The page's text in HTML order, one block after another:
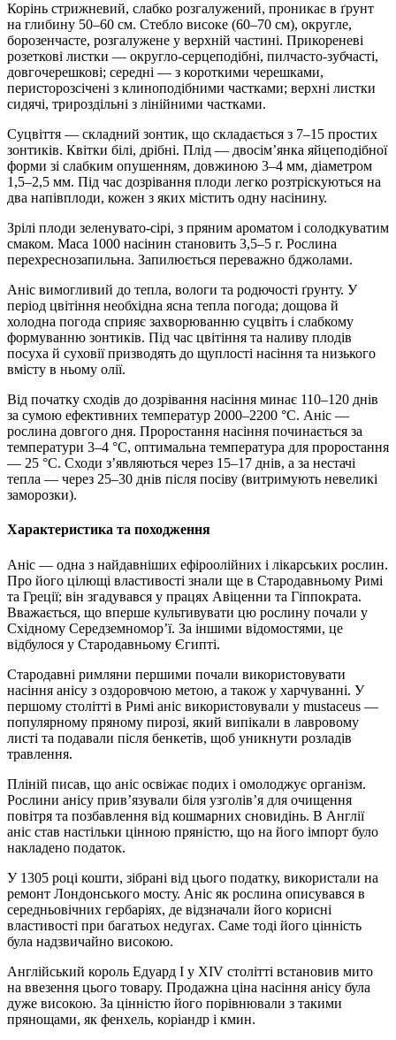
Корінь стрижневий, слабко розгалужений, проникає в ґрунт
на глибину 50–60 см. Стебло високе (60–70 см), округле,
борозенчасте, розгалужене у верхній частині. Прикореневі
розеткові листки — округло-серцеподібні, пилчасто-зубчасті,
довгочерешкові; середні — з короткими черешками,
перисторозсічені з клиноподібними частками; верхні листки
сидячі, трироздільні з лінійними частками.
Суцвіття — складний зонтик, що складається з 7–15 простих
зонтиків. Квітки білі, дрібні. Плід — двосім’янка яйцеподібної
форми зі слабким опушенням, довжиною 3–4 мм, діаметром
1,5–2,5 мм. Під час дозрівання плоди легко розтріскуються на
два напівплоди, кожен з яких містить одну насінину.
Зрілі плоди зеленувато-сірі, з пряним ароматом і солодкуватим
смаком. Маса 1000 насінин становить 3,5–5 г. Рослина
перехреснозапильна. Запилюється переважно бджолами.
Аніс вимогливий до тепла, вологи та родючості ґрунту. У
період цвітіння необхідна ясна тепла погода; дощова й
холодна погода сприяє захворюванню суцвіть і слабкому
формуванню зонтиків. Під час цвітіння та наливу плодів
посуха й суховії призводять до щуплості насіння та низького
вмісту в ньому олії.
Від початку сходів до дозрівання насіння минає 110–120 днів
за сумою ефективних температур 2000–2200 °С. Аніс —
рослина довгого дня. Проростання насіння починається за
температури 3–4 °С, оптимальна температура для проростання
— 25 °С. Сходи з’являються через 15–17 днів, а за нестачі
тепла — через 25–30 днів після посіву (витримують невеликі
заморозки).
Характеристика та походження
Аніс — одна з найдавніших ефіроолійних і лікарських рослин.
Про його цілющі властивості знали ще в Стародавньому Римі
та Греції; він згадувався у працях Авіценни та Гіппократа.
Вважається, що вперше культивувати цю рослину почали у
Східному Середземномор’ї. За іншими відомостями, це
відбулося у Стародавньому Єгипті.
Стародавні римляни першими почали використовувати
насіння анісу з оздоровчою метою, а також у харчуванні. У
першому столітті в Римі аніс використовували у mustaceus —
популярному пряному пирозі, який випікали в лавровому
листі та подавали після бенкетів, щоб уникнути розладів
травлення.
Пліній писав, що аніс освіжає подих і омолоджує організм.
Рослини анісу прив’язували біля узголів’я для очищення
повітря та позбавлення від кошмарних сновидінь. В Англії
аніс став настільки цінною пряністю, що на його імпорт було
накладено податок.
У 1305 році кошти, зібрані від цього податку, використали на
ремонт Лондонського мосту. Аніс як рослина описувався в
середньовічних гербаріях, де відзначали його корисні
властивості при багатьох недугах. Саме тоді його цінність
була надзвичайно високою.
Англійський король Едуард I у XIV столітті встановив мито
на ввезення цього товару. Продажна ціна насіння анісу була
дуже високою. За цінністю його порівнювали з такими
прянощами, як фенхель, коріандр і кмин.